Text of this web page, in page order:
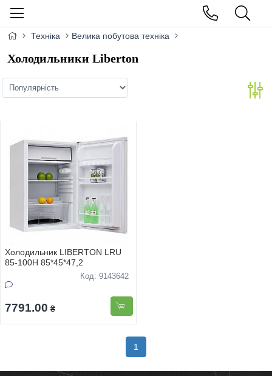
Техніка Велика побутова техніка
Холодильники Liberton
Холодильник LIBERTON LRU
85-100H 85*45*47,2
Код: 9143642
7791.00 ₴
1